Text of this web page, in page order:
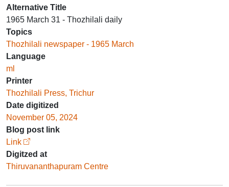
Alternative Title
1965 March 31 - Thozhilali daily
Topics
Thozhilali newspaper - 1965 March
Language
ml
Printer
Thozhilali Press, Trichur
Date digitized
November 05, 2024
Blog post link
Link
Digitzed at
Thiruvananthapuram Centre